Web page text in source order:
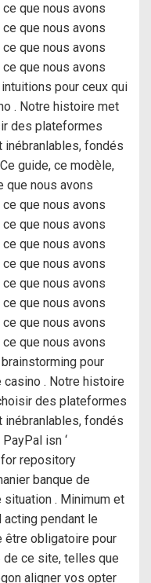
que nous avons
que nous avons
que nous avons
que nous avons
pour ceux qui
. Notre histoire met
des plateformes
fondés
guide, ce modèle,
que nous avons
que nous avons
que nous avons
que nous avons
que nous avons
que nous avons
que nous avons
que nous avons
que nous avons
pour
. Notre histoire
des plateformes
fondés
isn ‘
repository
banque de
situation . Minimum et
pendant le
être obligatoire pour
ce site, telles que
aligner vos opter